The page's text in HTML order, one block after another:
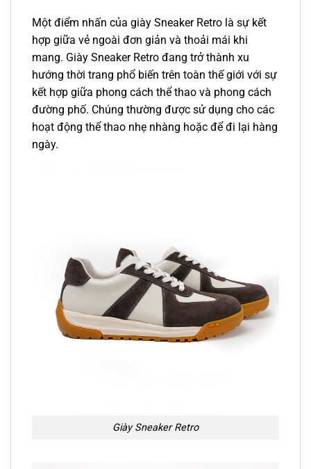
Một điểm nhấn của giày Sneaker Retro là sự kết
hợp giữa vẻ ngoài đơn giản và thoải mái khi
mang. Giày Sneaker Retro đang trở thành xu
hướng thời trang phổ biến trên toàn thế giới với sự
kết hợp giữa phong cách thể thao và phong cách
đường phố. Chúng thường được sử dụng cho các
hoạt động thể thao nhẹ nhàng hoặc để đi lại hàng
ngày.
Giày Sneaker Retro